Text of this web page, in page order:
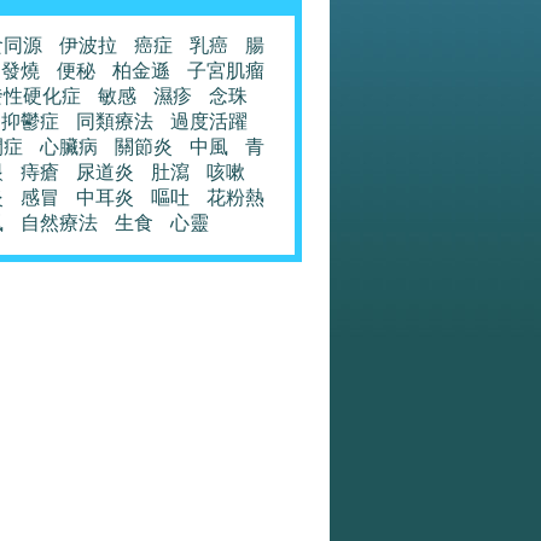
源 伊波拉 癌症 乳癌
腸
發燒
便秘 柏金遜
子宮肌瘤
硬化症
敏感 濕疹
念珠
抑鬱症
同類療法
過度活躍
心臟病 關節炎 中風
青
痔瘡 尿道炎 肚瀉
咳嗽
感冒 中耳炎 嘔吐
花粉熱
自然療法 生食 心靈